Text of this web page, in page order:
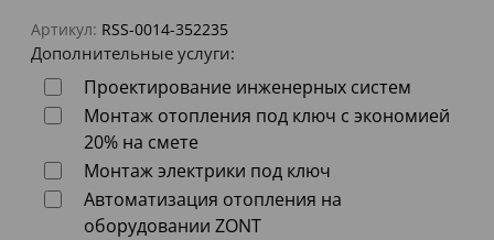
Артикул: RSS-0014-352235
Дополнительные услуги:
Проектирование инженерных систем
Монтаж отопления под ключ с экономией
20% на смете
Монтаж электрики под ключ
Автоматизация отопления на
оборудовании ZONT